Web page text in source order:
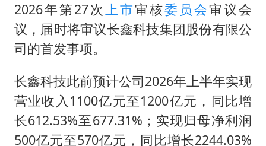
上门女婿出轨女邻居多年被判重婚罪
香港刷新1884年以来最高气温纪录
世界第1特鲁姆普斯诺克中国赛一轮游
《龙餐馆》 冲奖
国足U17与阿森纳决赛取消 并列冠军
2026年第27次上市审核委员会审议会
议，届时将审议长鑫科技集团股份有限公
司的首发事项。
长鑫科技此前预计公司2026年上半年实现
营业收入1100亿元至1200亿元，同比增
长612.53%至677.31%；实现归母净利润
500亿元至570亿元，同比增长2244.03%